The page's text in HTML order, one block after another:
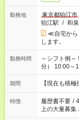
勤務地
東京都狛江市
狛江駅 / 和
≪自宅から
します。
勤務時間
～シフト例～ 9:00～18:00（休憩60分） 7:00～16:00（休憩60
分） 10:00～19:00（休憩
お仕事で希望
計が 週40時
期間 【現在も積
特徴 履歴書不要 /
上の大量募集